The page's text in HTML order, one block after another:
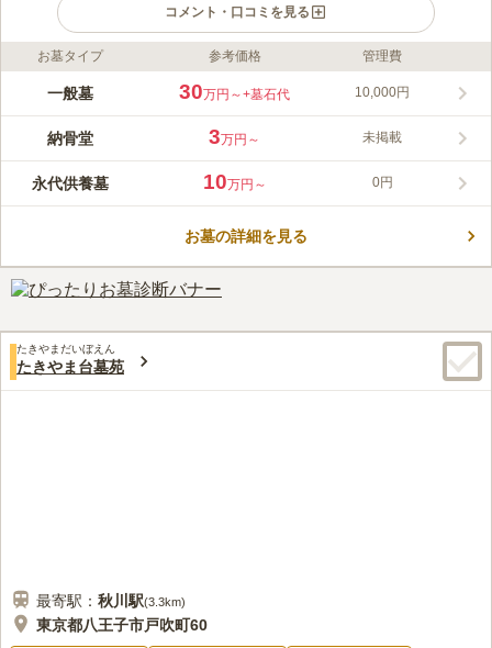
コメント・口コミを見る
ライフドット編集部のコメント
瑞法寺 志村坂上淨苑は、都営三田線「志村坂上駅」から至近距
る寺院墓地です。万全な管理体制で、法要施設も整備していま
す。 2011年10月にリニューアルオープンし、きれいな設備で、
方まで、安全にお参りできます。
お墓タイプ 参考価格 管理費
一般墓 30万円～+墓石代 10,000円
納骨堂 3万円～ 未掲載
永代供養墓 10万円～ 0円
お墓の詳細を見る
たきやまだいぼえん
たきやま台墓苑
最寄駅： 秋川駅(3.3km)
東京都八王子市戸吹町60